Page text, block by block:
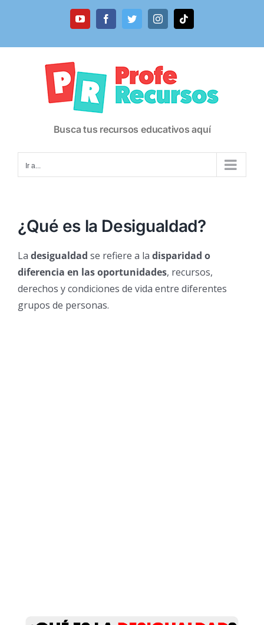
YouTubeFacebookTwitterInstagramTiktok
Busca tus recursos educativos aquí
Ir a...
¿Qué es la Desigualdad?
La desigualdad se refiere a la disparidad o
diferencia en las oportunidades, recursos,
derechos y condiciones de vida entre diferentes
grupos de personas.